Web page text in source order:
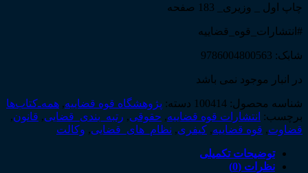
چاپ اول _ وزیری_ 183 صفحه
#انتشارات_قوه_قضاییه
شابک: 9786004800563
در انبار موجود نمی باشد
شناسه محصول: 100414 دسته: پژوهشگاه قوه قضاییه, همه‌ـ‌کتاب‌ها
برچسب: انتشارات قوه قضاییه, حقوقی, رتبه_بندی_قضایی, قانون,
قضاوت, قوه قضاییه, کیفری, نظام_های_قضایی, وکالت
توضیحات تکمیلی
نظرات (0)